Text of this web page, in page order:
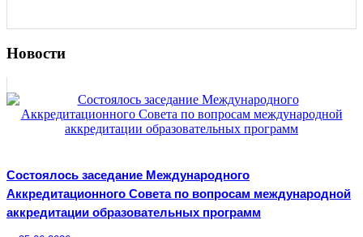
Новости
Состоялось заседание Международного
Аккредитационного Совета по вопросам международной
аккредитации образовательных программ